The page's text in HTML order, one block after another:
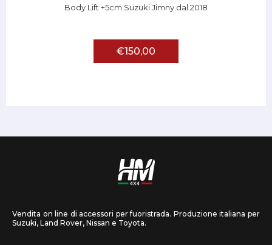
Body Lift +5cm Suzuki Jimny dal 2018
€150,00
Vendita on line di accessori per fuoristrada. Produzione italiana per
Suzuki, Land Rover, Nissan e Toyota.